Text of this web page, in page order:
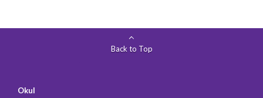
Back to Top
Okul